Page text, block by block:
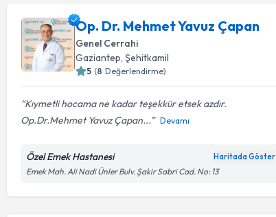
Op. Dr. Mehmet Yavuz Çapan
Genel Cerrahi
Gaziantep, Şehitkamil
5 (8 Değerlendirme)
Kıymetli hocama ne kadar teşekkür etsek azdır.
Op.Dr.Mehmet Yavuz Çapan...
Devamı
Özel Emek Hastanesi Haritada Göster
Emek Mah. Ali Nadi Ünler Bulv. Şakir Sabri Cad. No: 13